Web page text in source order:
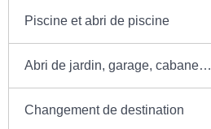
Piscine et abri de piscine
Abri de jardin, garage, cabane…
Changement de destination